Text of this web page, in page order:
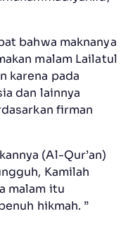
bahwa maknanya
malam Lailatul
karena pada
dan lainnya
firman
(Al-Qur’an)
Kamilah
malam itu
hikmah. ”